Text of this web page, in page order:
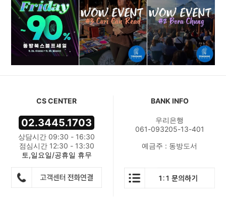
CS CENTER
02.3445.1703
상담시간 09:30 - 16:30
점심시간 12:30 - 13:30
토,일요일/공휴일 휴무
BANK INFO
우리은행
061-093205-13-401
예금주 : 동방도서